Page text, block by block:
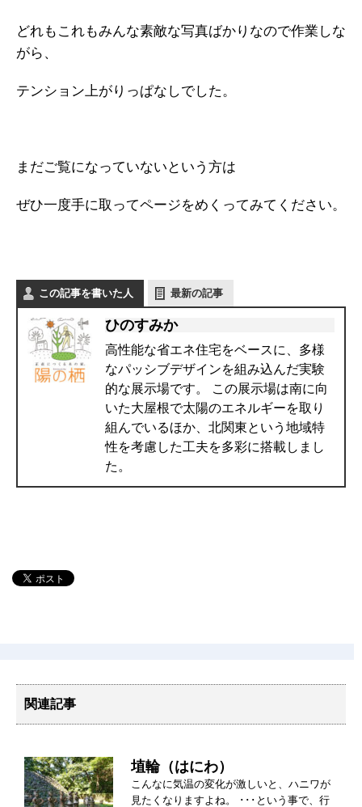
どれもこれもみんな素敵な写真ばかりなので作業しな
がら、
テンション上がりっぱなしでした。
まだご覧になっていないという方は
ぜひ一度手に取ってページをめくってみてください。
この記事を書いた人 最新の記事
ひのすみか
高性能な省エネ住宅をベースに、多様
なパッシブデザインを組み込んだ実験
的な展示場です。 この展示場は南に向
いた大屋根で太陽のエネルギーを取り
組んでいるほか、北関東という地域特
性を考慮した工夫を多彩に搭載しまし
た。
関連記事
埴輪（はにわ）
こんなに気温の変化が激しいと、ハニワが
見たくなりますよね。 ･･･という事で、行